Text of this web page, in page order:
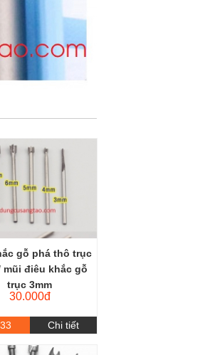
gỗ phá thô trục
mũi điêu khắc gỗ
trục 3mm
30.000đ
Chi tiết